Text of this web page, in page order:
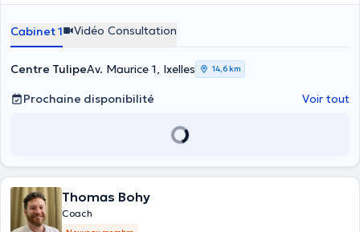
Cabinet 1 Vidéo Consultation
Centre TulipeAv. Maurice 1, Ixelles 14,6 km
Prochaine disponibilité Voir tout
Thomas Bohy
Coach